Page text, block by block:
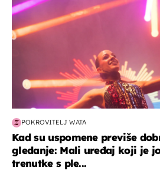
POKROVITELJ WATA
Kad su uspomene previše
gledanje: Mali uređaj koji je
trenutke s ple...